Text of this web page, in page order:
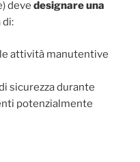
deve designare una
di:
attività manutentive
sicurezza durante
potenzialmente